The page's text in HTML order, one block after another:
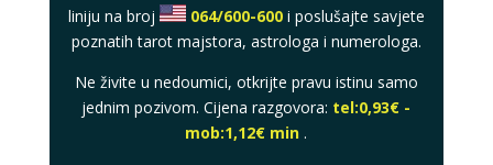
liniju na broj
064/600-600 i poslušajte savjete
poznatih tarot majstora, astrologa i numerologa.
Ne živite u nedoumici, otkrijte pravu istinu samo
jednim pozivom. Cijena razgovora: tel:0,93€ -
mob:1,12€ min .